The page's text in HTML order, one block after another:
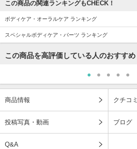
この商品の関連ランキングもCHECK！
ボディケア・オーラルケア ランキング
スペシャルボディケア・パーツ ランキング
この商品を高評価している人のおすすめ
商品情報 クチコミ
投稿写真・動画 ブログ
Q&A